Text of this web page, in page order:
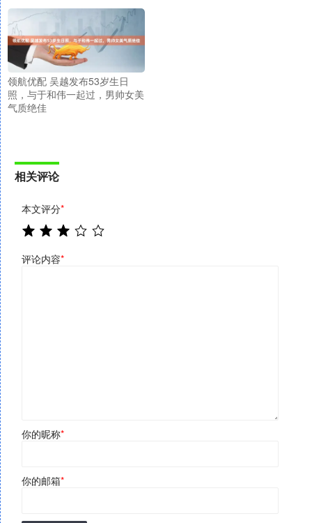
领航优配 吴越发布53岁生日
照，与于和伟一起过，男帅女美
气质绝佳
相关评论
本文评分*
评论内容*
你的昵称*
你的邮箱*